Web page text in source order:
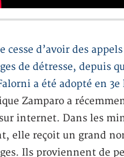
cesse d’avoir des
de détresse, depuis
a été adopté en
Zamparo a
internet. Dans les
elle reçoit un grand
Ils proviennent de